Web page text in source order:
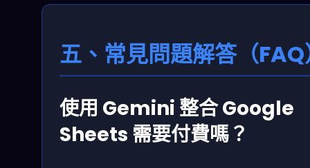
五、常見問題解答（
使用 Gemini 整合 Google
Sheets 需要付費嗎？